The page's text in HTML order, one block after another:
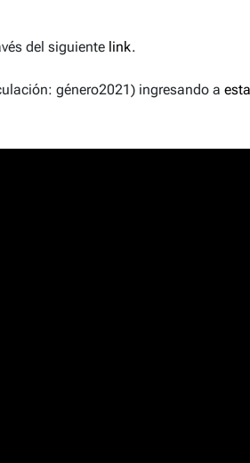
del siguiente link.
género2021) ingresando a